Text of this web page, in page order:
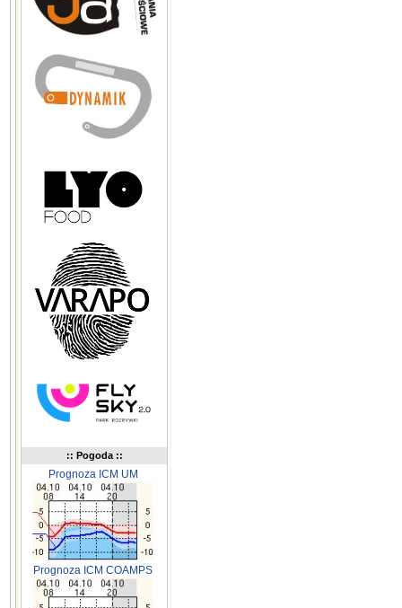
:: Pogoda ::
Prognoza ICM UM
Prognoza ICM COAMPS